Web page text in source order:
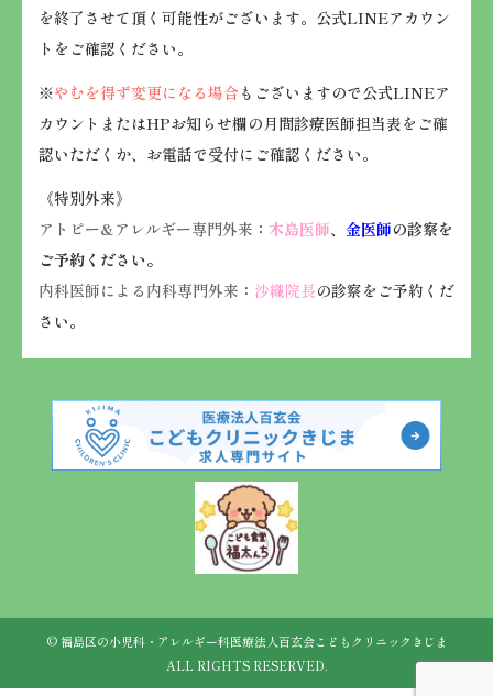
を終了させて頂く可能性がございます。公式LINEアカウン
トをご確認ください。
※やむを得ず変更になる場合 もございますので公式LINEア
カウントまたはHPお知らせ欄の月間診療医師担当表をご確
認いただくか、お電話で受付にご確認ください。
《特別外来》
アトピー&アレルギー専門外来 ： 木島医師、 金医師の診察を
ご予約ください。
内科医師による内科専門外来 ： 沙織院長の診察をご予約くだ
さい。
© 福島区の小児科・アレルギー科医療法人百玄会こどもクリニックきじま
ALL RIGHTS RESERVED.